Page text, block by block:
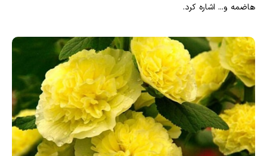
هاضمه و... اشاره کرد.